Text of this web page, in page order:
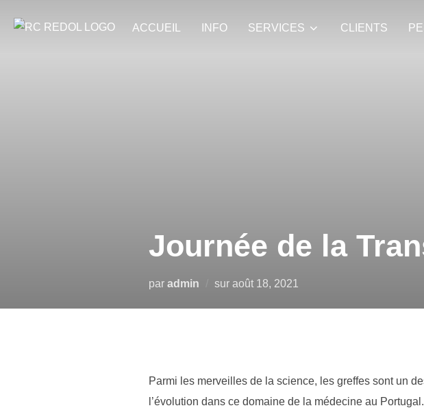
ACCUEIL INFO SERVICES CLIENTS
Journée de la
par admin sur août 18, 2021
Parmi les merveilles de la science, les greffes sont un
l’évolution dans ce domaine de la médecine au Portugal.